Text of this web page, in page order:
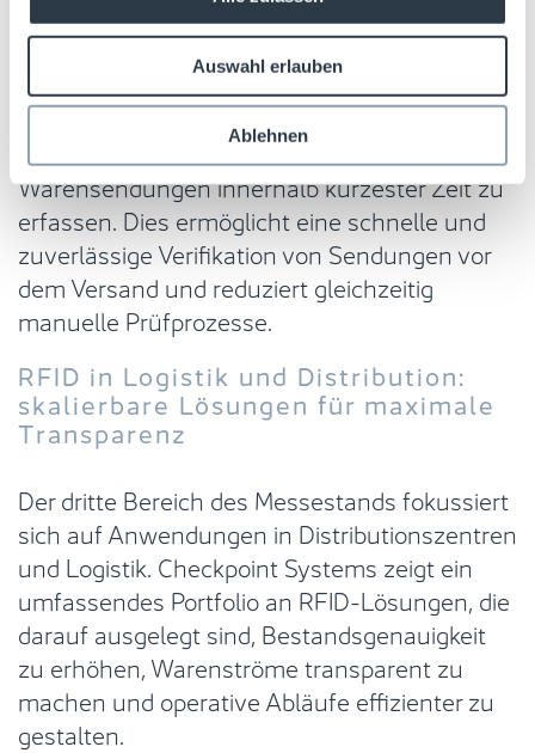
Auswahl erlauben
Ablehnen
Vorteile hinsichtlich Geschwindigkeit und
Bestandssteuerung.
Zusätzlich wird eine RFID-Countertop-Lösung
präsentiert, die in der Lage ist, komplette
Warensendungen innerhalb kürzester Zeit zu
erfassen. Dies ermöglicht eine schnelle und
zuverlässige Verifikation von Sendungen vor
dem Versand und reduziert gleichzeitig
manuelle Prüfprozesse.
RFID in Logistik und Distribution:
skalierbare Lösungen für maximale
Transparenz
Der dritte Bereich des Messestands fokussiert
sich auf Anwendungen in Distributionszentren
und Logistik. Checkpoint Systems zeigt ein
umfassendes Portfolio an RFID-Lösungen, die
darauf ausgelegt sind, Bestandsgenauigkeit
zu erhöhen, Warenströme transparent zu
machen und operative Abläufe effizienter zu
gestalten.